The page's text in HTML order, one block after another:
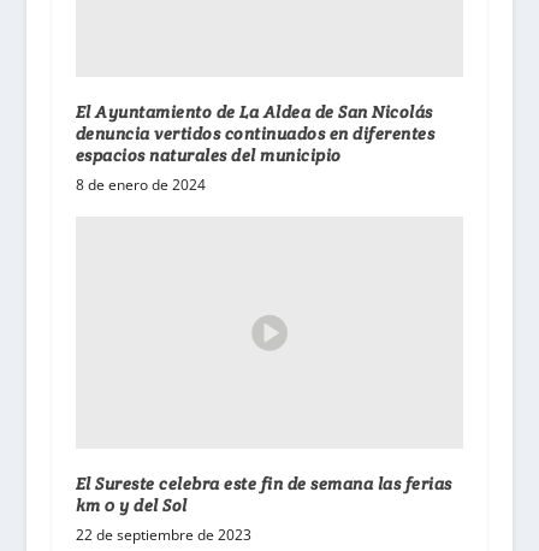
El Ayuntamiento de La Aldea de San Nicolás
denuncia vertidos continuados en diferentes
espacios naturales del municipio
8 de enero de 2024
El Sureste celebra este fin de semana las ferias
km 0 y del Sol
22 de septiembre de 2023